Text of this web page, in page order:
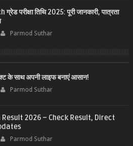
ग्रेड परीक्षा तिथि 2025: पूरी जानकारी, पात्रता
Parmod Suthar
के साथ अपनी लाइफ बनाएं आसान!
Parmod Suthar
2026 – Check Result, Direct
Parmod Suthar